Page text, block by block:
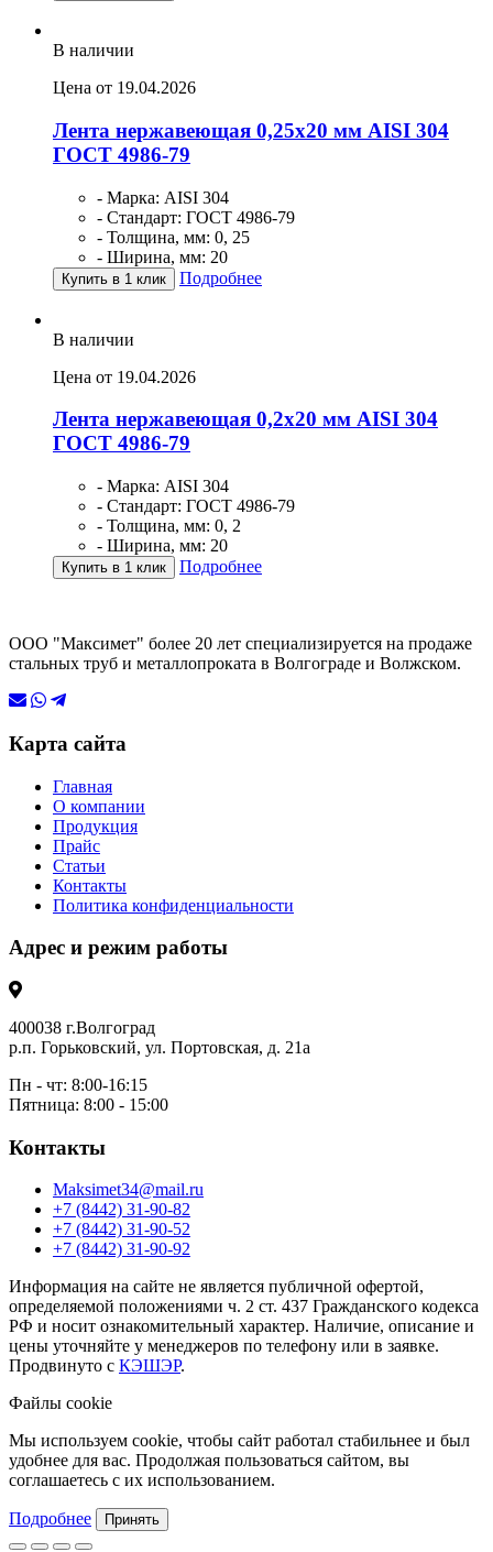
В наличии
Цена от 19.04.2026
Лента нержавеющая 0,25х20 мм AISI 304
ГОСТ 4986-79
- Марка: AISI 304
- Стандарт: ГОСТ 4986-79
- Толщина, мм: 0, 25
- Ширина, мм: 20
Купить в 1 клик Подробнее
В наличии
Цена от 19.04.2026
Лента нержавеющая 0,2х20 мм AISI 304
ГОСТ 4986-79
- Марка: AISI 304
- Стандарт: ГОСТ 4986-79
- Толщина, мм: 0, 2
- Ширина, мм: 20
Купить в 1 клик Подробнее
ООО "Максимет" более 20 лет специализируется на продаже
стальных труб и металлопроката в Волгограде и Волжском.
Карта сайта
Главная
О компании
Продукция
Прайс
Статьи
Контакты
Политика конфиденциальности
Адрес и режим работы
400038 г.Волгоград
р.п. Горьковский, ул. Портовская, д. 21а
Пн - чт: 8:00-16:15
Пятница: 8:00 - 15:00
Контакты
Maksimet34@mail.ru
+7 (8442) 31-90-82
+7 (8442) 31-90-52
+7 (8442) 31-90-92
Информация на сайте не является публичной офертой,
определяемой положениями ч. 2 ст. 437 Гражданского кодекса
РФ и носит ознакомительный характер. Наличие, описание и
цены уточняйте у менеджеров по телефону или в заявке.
Продвинуто с КЭШЭР.
Файлы cookie
Мы используем cookie, чтобы сайт работал стабильнее и был
удобнее для вас. Продолжая пользоваться сайтом, вы
соглашаетесь с их использованием.
Подробнее Принять